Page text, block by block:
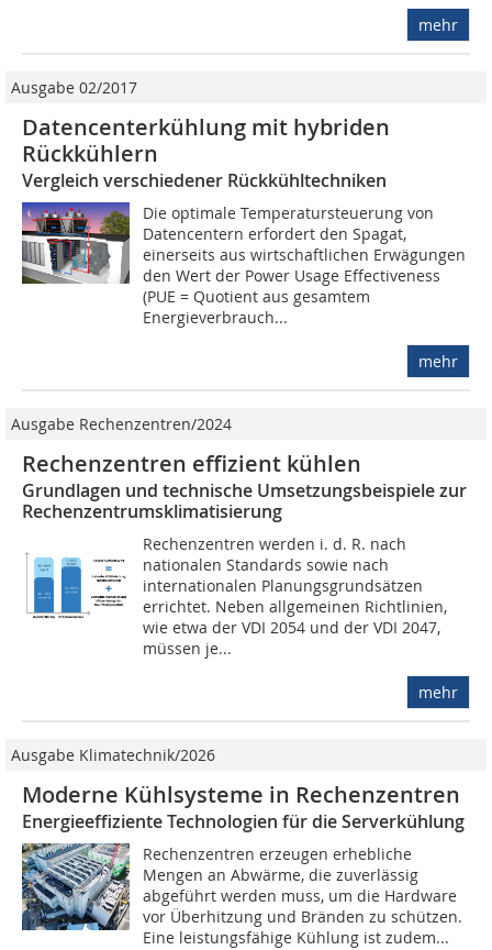
mehr
Ausgabe 02/2017
Datencenterkühlung mit hybriden
Rückkühlern
Vergleich verschiedener Rückkühltechniken
Die optimale Temperatursteuerung von
Datencentern erfordert den Spagat,
einerseits aus wirtschaftlichen Erwägungen
den Wert der Power Usage Effectiveness
(PUE = Quotient aus gesamtem
Energieverbrauch...
mehr
Ausgabe Rechenzentren/2024
Rechenzentren effizient kühlen
Grundlagen und technische Umsetzungsbeispiele zur
Rechenzentrumsklimatisierung
Rechenzentren werden i. d. R. nach
nationalen Standards sowie nach
internationalen Planungsgrundsätzen
errichtet. Neben allgemeinen Richtlinien,
wie etwa der VDI 2054 und der VDI 2047,
müssen je...
mehr
Ausgabe Klimatechnik/2026
Moderne Kühlsysteme in Rechenzentren
Energieeffiziente Technologien für die Serverkühlung
Rechenzentren erzeugen erhebliche
Mengen an Abwärme, die zuverlässig
abgeführt werden muss, um die Hardware
vor Überhitzung und Bränden zu schützen.
Eine leistungsfähige Kühlung ist zudem...